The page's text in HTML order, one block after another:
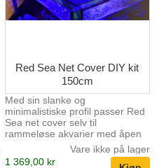
Red Sea Net Cover DIY kit
150cm
Med sin slanke og
minimalistiske profil passer Red
Sea net cover selv til
rammeløse akvarier med åpen
Vare ikke på lager
1 369,00 kr